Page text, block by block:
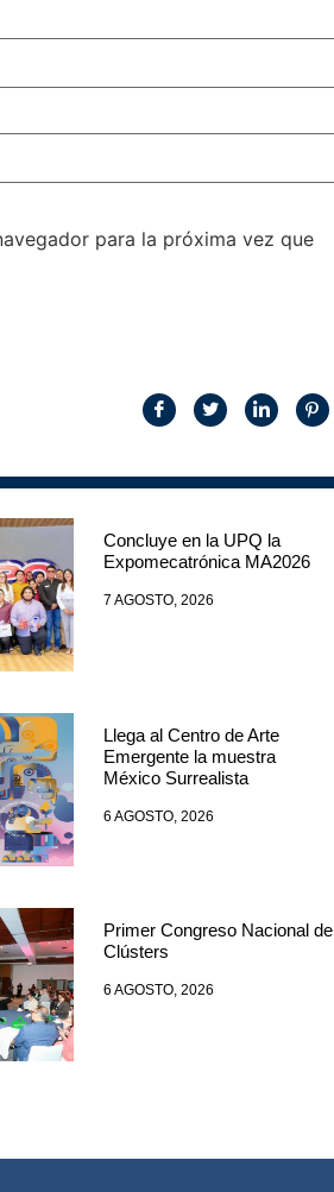
para la próxima vez que
Concluye en la UPQ la
Expomecatrónica MA2026
7 AGOSTO, 2026
Llega al Centro de Arte
Emergente la muestra
México Surrealista
6 AGOSTO, 2026
Primer Congreso Nacional de
Clústers
6 AGOSTO, 2026